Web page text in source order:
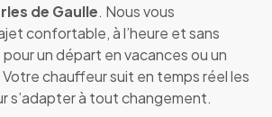
de Gaulle. Nous vous
confortable, à l’heure et sans
un départ en vacances ou un
chauffeur suit en temps réel les
s’adapter à tout changement.